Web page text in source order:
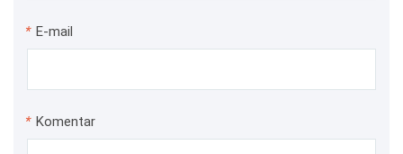
* E-mail
* Komentar